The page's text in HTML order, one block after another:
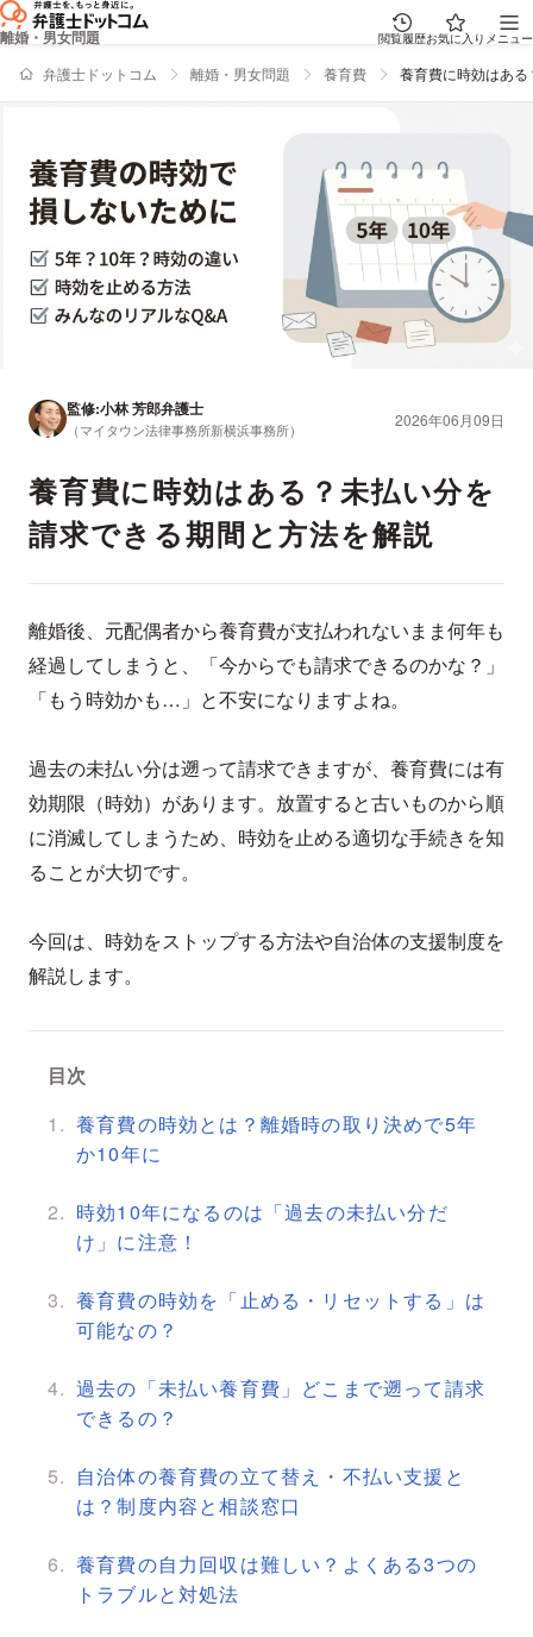
離婚・男女問題 閲覧履歴お気に入り メニュー
弁護士ドットコム 離婚・男女問題 養育費 養育費に時効はあ
監修:小林 芳郎弁護士
（マイタウン法律事務所新横浜事務所）
2026年06月09日
養育費に時効はある？未払い分を
請求できる期間と方法を解説
離婚後、元配偶者から養育費が支払われないまま何年も
経過してしまうと、「今からでも請求できるのかな？」
「もう時効かも…」と不安になりますよね。
過去の未払い分は遡って請求できますが、養育費には有
効期限（時効）があります。放置すると古いものから順
に消滅してしまうため、時効を止める適切な手続きを知
ることが大切です。
今回は、時効をストップする方法や自治体の支援制度を
解説します。
目次
養育費の時効とは？離婚時の取り決めで5年
か10年に
時効10年になるのは「過去の未払い分だ
け」に注意！
養育費の時効を「止める・リセットする」は
可能なの？
過去の「未払い養育費」どこまで遡って請求
できるの？
自治体の養育費の立て替え・不払い支援と
は？制度内容と相談窓口
養育費の自力回収は難しい？よくある3つの
トラブルと対処法